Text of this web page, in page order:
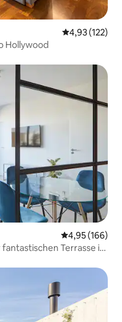
4,93 (122)
Hollywood
4,95 (166)
Terrasse in